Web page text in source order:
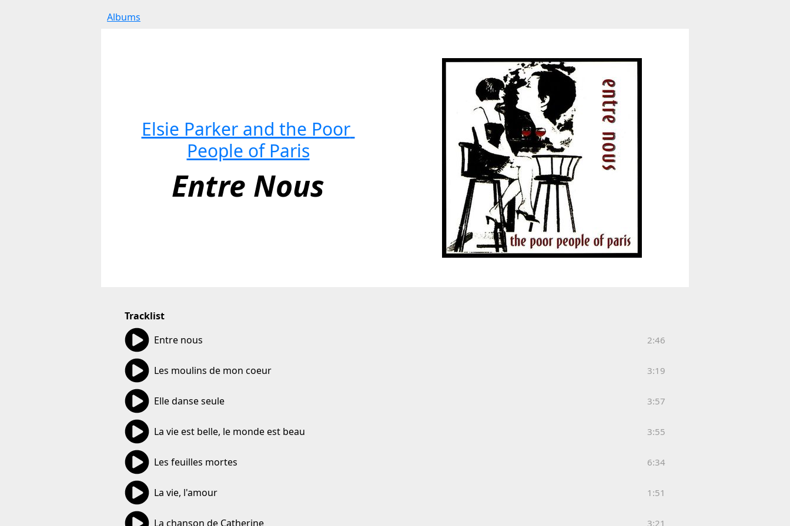
Albums
Elsie Parker and the Poor
People of Paris
Entre Nous
Tracklist
Entre nous
2:46
Les moulins de mon coeur
3:19
Elle danse seule
3:57
La vie est belle, le monde est beau
3:55
Les feuilles mortes
6:34
La vie, l'amour
1:51
La chanson de Catherine 3:21